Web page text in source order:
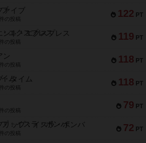
122 PT
ァイブ
件の投稿
119 PT
ント・エクスプレス
件の投稿
118 PT
ン
の投稿
118 PT
・タイム
の投稿
79 PT
件の投稿
72 PT
リップ：イスラ・ボンバ
の投稿